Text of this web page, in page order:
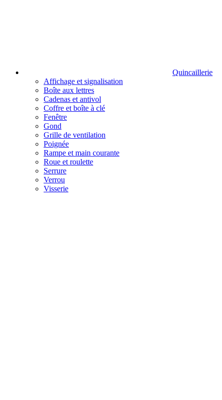
Quincaillerie
Affichage et signalisation
Boîte aux lettres
Cadenas et antivol
Coffre et boîte à clé
Fenêtre
Gond
Grille de ventilation
Poignée
Rampe et main courante
Roue et roulette
Serrure
Verrou
Visserie